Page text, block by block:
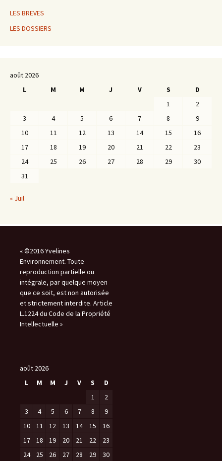
LES BREVES
LES DOSSIERS
août 2026
L
M M J V S
D
1
2
3
4 5 6 7 8
9
10
11 12 13 14 15
16
17
18 19 20 21 22
23
24
25 26 27 28 29
30
31
« Juil
« ©2016 Yvelines
Environnement. Toute
reproduction partielle ou
intégrale, par quelque moyen
que ce soit, est non autorisée
et strictement interdite. Article
L.1224 du Code de la Propriété
Intellectuelle »
août 2026
L
M M J V S
D
1
2
3
4 5 6 7 8
9
10
11 12 13 14 15
16
17
18 19 20 21 22
23
24
25 26 27 28 29
30